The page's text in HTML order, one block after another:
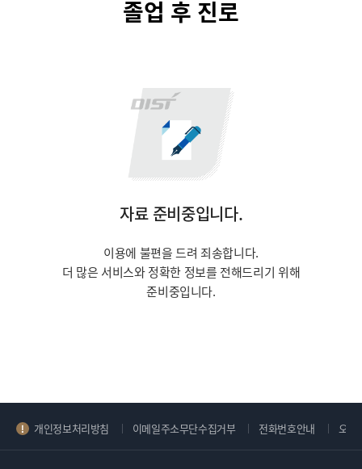
졸업 후 진로
자료 준비중입니다.
이용에 불편을 드려 죄송합니다.
더 많은 서비스와 정확한 정보를 전해드리기 위해
준비중입니다.
개인정보처리방침 이메일주소무단수집거부 전화번호안내 오시